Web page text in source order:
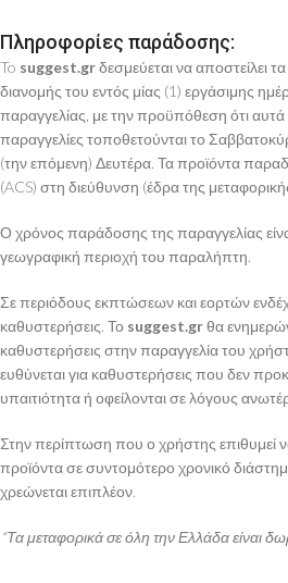
Πληροφορίες παράδοσης:
To suggest.grδεσμεύεται να αποστείλει
διανομής του εντός μίας (1) εργάσιμης
παραγγελίας, με την προϋπόθεση ότι αυτά
παραγγελίες τοποθετούνται το
(την επόμενη) Δευτέρα. Τα προϊόντα
(ACS) στη διεύθυνση (έδρα της
Ο χρόνος παράδοσης της παραγγελίας
γεωγραφική περιοχή του παραλήπτη.
Σε περιόδους εκπτώσεων και εορτών
καθυστερήσεις. Το suggest.grθα
καθυστερήσεις στην παραγγελία του
ευθύνεται για καθυστερήσεις που δεν
υπαιτιότητα ή οφείλονται σε λόγους
Στην περίπτωση που ο χρήστης επιθυμεί
προϊόντα σε συντομότερο χρονικό
χρεώνεται επιπλέον.
*Τα μεταφορικά σε όλη την Ελλάδα είναι